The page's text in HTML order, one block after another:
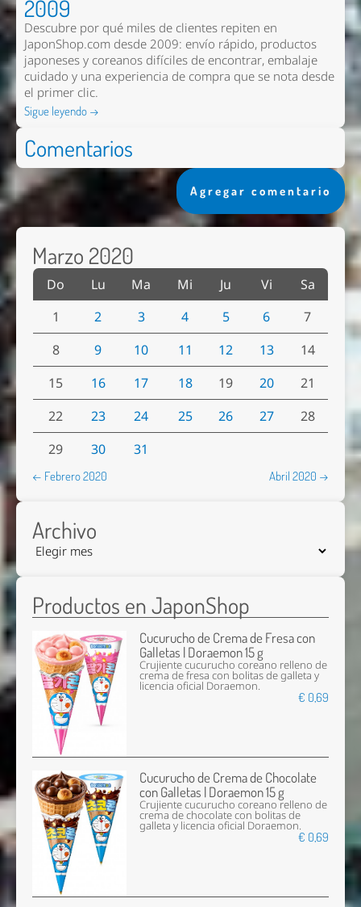
2009
Descubre por qué miles de clientes repiten en
JaponShop.com desde 2009: envío rápido, productos
japoneses y coreanos difíciles de encontrar, embalaje
cuidado y una experiencia de compra que se nota desde
el primer clic.
Sigue leyendo →
Comentarios
Agregar comentario
Marzo 2020
Do Lu Ma Mi Ju Vi
Sa
1
2 3 4 5 6
7
8
9 10 11 12 13
14
15
16 17 18 19 20
21
22
23 24 25 26 27
28
29
30 31
← Febrero 2020 Abril 2020 →
Archivo
Productos en JaponShop
Cucurucho de Crema de Fresa con
Galletas | Doraemon 15 g
Crujiente cucurucho coreano relleno de
crema de fresa con bolitas de galleta y
licencia oficial Doraemon.
€ 0,69
Cucurucho de Crema de Chocolate
con Galletas | Doraemon 15 g
Crujiente cucurucho coreano relleno de
crema de chocolate con bolitas de
galleta y licencia oficial Doraemon.
€ 0,69